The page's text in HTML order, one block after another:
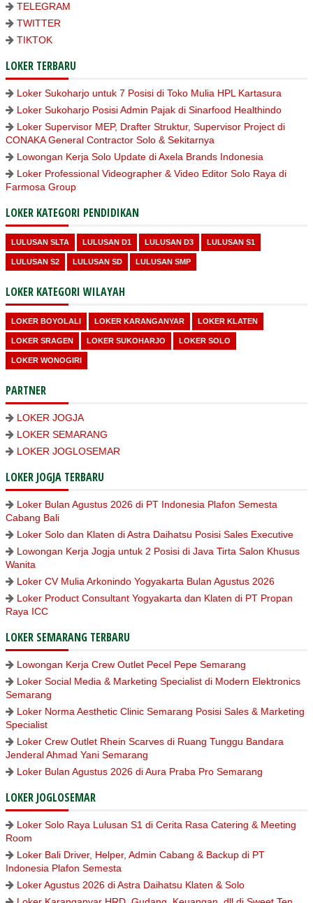
TELEGRAM
TWITTER
TIKTOK
LOKER TERBARU
Loker Sukoharjo untuk 7 Posisi di Toko Mulia HPL Kartasura
Loker Sukoharjo Posisi Admin Pajak di Sinarfood Healthindo
Loker Supervisor MEP, Drafter Struktur, Supervisor Project di
CONAKA General Contractor Solo & Sekitarnya
Lowongan Kerja Solo Update di Axela Brands Indonesia
Loker Professional Videographer & Video Editor Solo Raya di
Farmosa Group
LOKER KATEGORI PENDIDIKAN
LULUSAN SLTA LULUSAN D1 LULUSAN D3 LULUSAN S1
LULUSAN S2 LULUSAN SD LULUSAN SMP
LOKER KATEGORI WILAYAH
LOKER BOYOLALI LOKER KARANGANYAR LOKER KLATEN
LOKER SRAGEN LOKER SUKOHARJO LOKER SOLO
LOKER WONOGIRI
PARTNER
LOKER JOGJA
LOKER SEMARANG
LOKER JOGLOSEMAR
LOKER JOGJA TERBARU
Loker Bulan Agustus 2026 di PT Indonesia Plafon Semesta
Cabang Bali
Loker Solo dan Klaten di Astra Daihatsu Posisi Sales Executive
Lowongan Kerja Jogja untuk 2 Posisi di Java Tirta Salon Khusus
Wanita
Loker CV Mulia Arkonindo Yogyakarta Bulan Agustus 2026
Loker Product Consultant Yogyakarta dan Klaten di PT Propan
Raya ICC
LOKER SEMARANG TERBARU
Lowongan Kerja Crew Outlet Pecel Pepe Semarang
Loker Social Media & Marketing Specialist di Modern Elektronics
Semarang
Loker Norma Aesthetic Clinic Semarang Posisi Sales & Marketing
Specialist
Loker Crew Outlet Rhein Scarves di Ruang Tunggu Bandara
Jenderal Ahmad Yani Semarang
Loker Bulan Agustus 2026 di Aura Praba Pro Semarang
LOKER JOGLOSEMAR
Loker Solo Raya Lulusan S1 di Cerita Rasa Catering & Meeting
Room
Loker Bali Driver, Helper, Admin Cabang & Backup di PT
Indonesia Plafon Semesta
Loker Agustus 2026 di Astra Daihatsu Klaten & Solo